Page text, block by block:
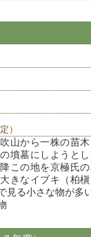
）
山から一株の苗
墳墓にしようと
この地を京極氏
きなイブキ（柏
見る小さな物が多い